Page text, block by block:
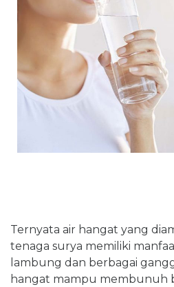
Ternyata air hangat yang
tenaga surya memiliki
lambung dan berbagai
hangat mampu membunuh